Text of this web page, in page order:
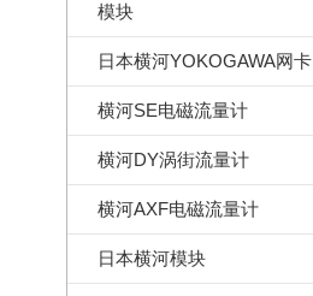
模块
日本横河YOKOGAWA网卡
横河SE电磁流量计
横河DY涡街流量计
横河AXF电磁流量计
日本横河模块